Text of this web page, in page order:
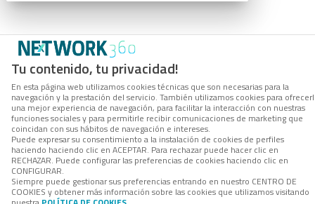
Tu contenido, tu privacidad!
En esta página web utilizamos cookies técnicas que son necesarias para la
navegación y la prestación del servicio. También utilizamos cookies para
una mejor experiencia de navegación, para facilitar la interacción con nuestras
funciones sociales y para permitirle recibir comunicaciones de marketing que
coincidan con sus hábitos de navegación e intereses.
Puede expresar su consentimiento a la instalación de cookies de perfiles
haciendo haciendo clic en ACEPTAR. Para rechazar puede hacer clic en
RECHAZAR. Puede configurar las preferencias de cookies haciendo clic en
CONFIGURAR.
Siempre puede gestionar sus preferencias entrando en nuestro CENTRO DE
COOKIES y obtener más información sobre las cookies que utilizamos visitando